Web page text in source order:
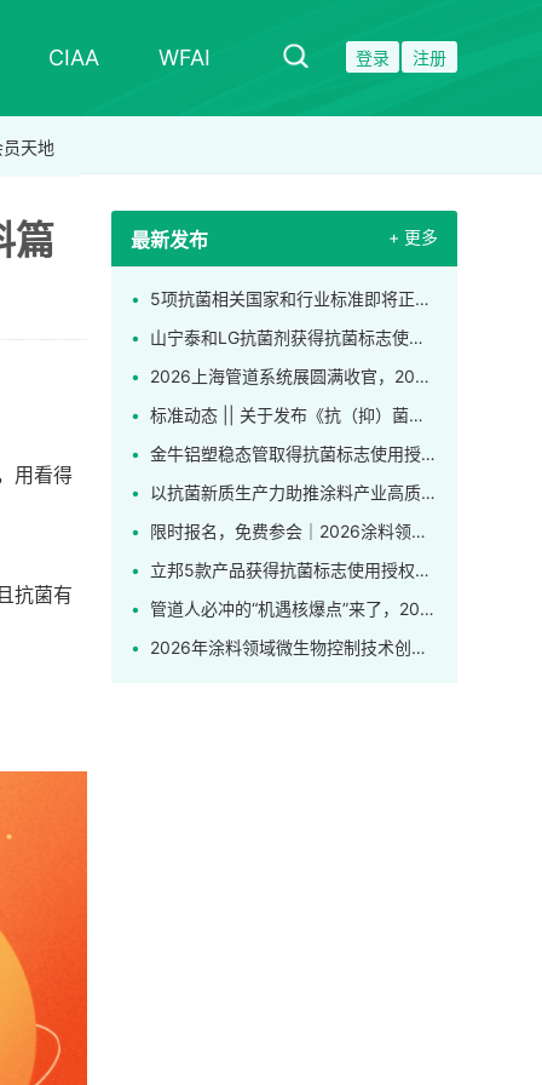
员天地
CIAA WFAI 登录 注册
篇
用看得
抗菌有
最新发布 + 更多
5项抗菌相关国家和行业标准即将正式实施
山宁泰和LG抗菌剂获得抗菌标志使用授权，，成为CIAA合格抗菌材料供应商
2026上海管道系统展圆满收官，2027再赴新程！
标准动态 || 关于发布《抗（抑）菌卫生巾（护垫）、卫生裤》团体标准的公告
金牛铝塑稳态管取得抗菌标志使用授权！一线品牌缘何争相申领这枚标识？
以抗菌新质生产力助推涂料产业高质量发展，2026涂料微生物控制技术创新应用研讨会在上海举行
限时报名，免费参会｜2026涂料领域微生物控制技术创新应用研讨会发布完整日程！
立邦5款产品获得抗菌标志使用授权，解锁健康家居新标杆！
管道人必冲的“机遇核爆点”来了，2026上海管道系统展盛大开幕！
2026年涂料领域微生物控制技术创新应用研讨会发布最新日程